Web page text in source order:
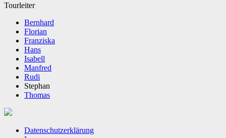
Tourleiter
Bernhard
Florian
Franziska
Hans
Isabell
Manfred
Rudi
Stephan
Thomas
Datenschutzerklärung